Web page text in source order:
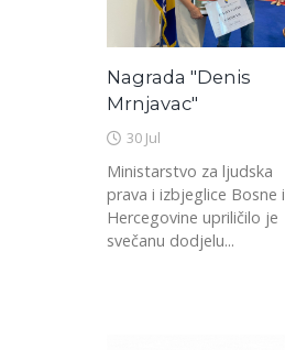
Nagrada "Denis
Mrnjavac"
30 Jul
Ministarstvo za ljudska
prava i izbjeglice Bosne i
Hercegovine upriličilo je
svečanu dodjelu...